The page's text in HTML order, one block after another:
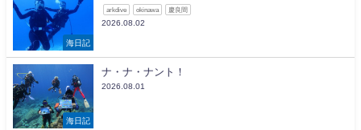
海日記
arkdive okinawa 慶良間
2026.08.02
海日記
ナ・ナ・ナント！
2026.08.01